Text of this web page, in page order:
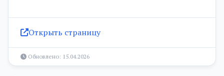
Открыть страницу
Обновлено: 15.04.2026